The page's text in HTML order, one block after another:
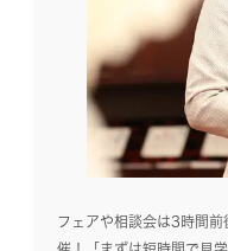
フェアや相談会は3時間